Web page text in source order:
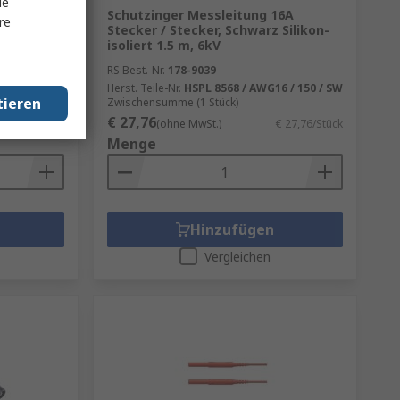
16A
/ 50 / BL
€ 6,24/Stück
Schutzinger Messleitung 16A
Stecker / Stecker, Schwarz Silikon-
isoliert 1.5 m, 6kV
RS Best.-Nr. 178-9039
Herst. Teile-Nr. HSPL 8568 / AWG16 / 150 / SW
Zwischensumme (1 Stück)
€ 27,76(ohne MwSt.) € 27,76/Stück
Menge
Hinzufügen
Vergleichen